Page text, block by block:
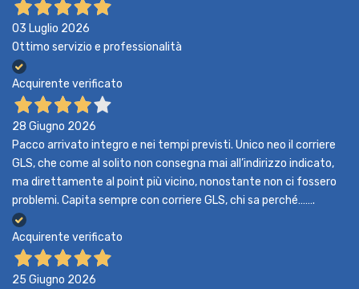
03 Luglio 2026
Ottimo servizio e professionalità
Acquirente verificato
28 Giugno 2026
Pacco arrivato integro e nei tempi previsti. Unico neo il corriere
GLS, che come al solito non consegna mai all’indirizzo indicato,
ma direttamente al point più vicino, nonostante non ci fossero
problemi. Capita sempre con corriere GLS, chi sa perché…….
Acquirente verificato
25 Giugno 2026